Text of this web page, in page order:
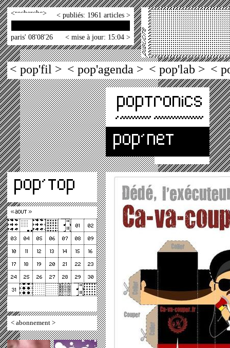
< > < publiés: 1961 articles >
paris' 08'08'26 < mise à jour: 15:04 >
< pop'fil > < pop'agenda > < pop'lab > <
< abonnement >